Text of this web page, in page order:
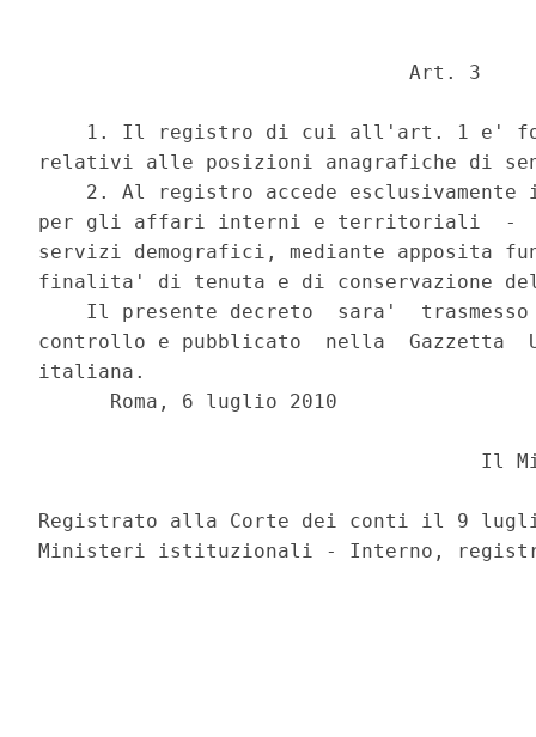
                               Art. 3
1. Il registro di cui all'art. 1 e'
relativi alle posizioni anagrafiche di
2. Al registro accede esclusivamente
per gli affari interni e territoriali  -
servizi demografici, mediante apposita
finalita' di tenuta e di conservazione
Il presente decreto  sara'
controllo e pubblicato  nella  Gazzetta
italiana.
      Roma, 6 luglio 2010
Il
Registrato alla Corte dei conti il 9